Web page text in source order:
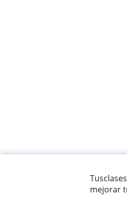
mejorar
© 2007 - 2026